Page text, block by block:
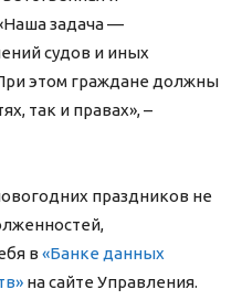
задача —
судов и иных
этом граждане должны
так и правах», –
праздников не
в «Банке данных
на сайте Управления.